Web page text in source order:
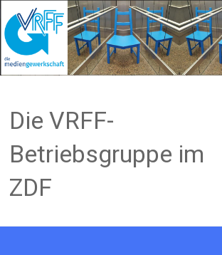
Inhalt
springen
Die VRFF-
Betriebsgruppe im
ZDF